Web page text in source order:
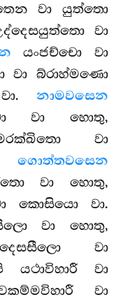
වා යුත්තො
වා
යංජච්චො වා
වා බ්රාහ්මණො
නාමවසෙන
වා හොතු,
වා
ගොත්තවසෙන
වා හොතු,
කොසියො වා.
වා හොතු,
වා
යථාවිහාරී වා
වා